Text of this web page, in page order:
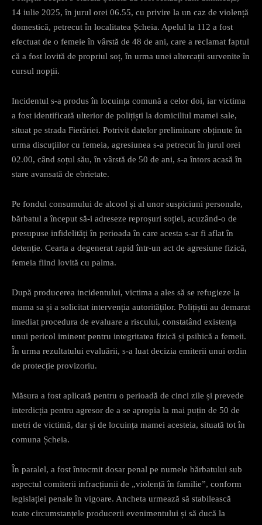
14 iulie 2025, în jurul orei 06.55, cu privire la un caz de violență
domestică, petrecut în localitatea Șcheia. Apelul la 112 a fost
efectuat de o femeie în vârstă de 48 de ani, care a reclamat faptul
că a fost lovită de propriul soț, în urma unei altercații survenite în
cursul nopții.
Incidentul s-a produs în locuința comună a celor doi, iar victima
a fost identificată ulterior de polițiști la domiciliul mamei sale,
situat pe strada Fierăriei. Potrivit datelor preliminare obținute în
urma discuțiilor cu femeia, agresiunea s-a petrecut în jurul orei
02.00, când soțul său, în vârstă de 50 de ani, s-a întors acasă în
stare avansată de ebrietate.
Pe fondul consumului de alcool și al unor suspiciuni personale,
bărbatul a început să-i adreseze reproșuri soției, acuzând-o de
presupuse infidelități în perioada în care acesta s-ar fi aflat în
detenție. Cearta a degenerat rapid într-un act de agresiune fizică,
femeia fiind lovită cu palma.
După producerea incidentului, victima a ales să se refugieze la
mama sa și a solicitat intervenția autorităților. Polițiștii au demarat
imediat procedura de evaluare a riscului, constatând existența
unui pericol iminent pentru integritatea fizică și psihică a femeii.
În urma rezultatului evaluării, s-a luat decizia emiterii unui ordin
de protecție provizoriu.
Măsura a fost aplicată pentru o perioadă de cinci zile și prevede
interdicția pentru agresor de a se apropia la mai puțin de 50 de
metri de victimă, dar și de locuința mamei acesteia, situată tot în
comuna Șcheia.
În paralel, a fost întocmit dosar penal pe numele bărbatului sub
aspectul comiterii infracțiunii de „violență în familie”, conform
legislației penale în vigoare. Ancheta urmează să stabilească
toate circumstanțele producerii evenimentului și să ducă la